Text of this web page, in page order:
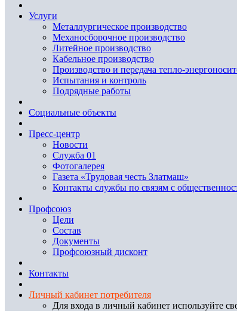
Услуги
Металлургическое производство
Механосборочное производство
Литейное производство
Кабельное производство
Производство и передача тепло-
Испытания и контроль
Подрядные работы
Социальные объекты
Пресс-центр
Новости
Служба 01
Фотогалерея
Газета «Трудовая честь Златмаш»
Контакты службы по связям с
Профсоюз
Цели
Состав
Документы
Профсоюзный дисконт
Контакты
Личный кабинет потребителя
Для входа в личный кабинет используйте